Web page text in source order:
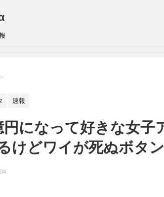
>
速報
円になって好きな女子
けどワイが死ぬボタン